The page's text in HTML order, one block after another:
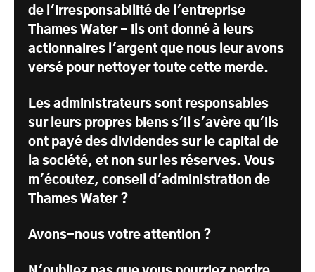
de l'irresponsabilité de l'entreprise
Thames Water - ils ont donné à leurs
actionnaires l'argent que nous leur avons
versé pour nettoyer toute cette merde.
Les administrateurs sont responsables
sur leurs propres biens s'il s'avère qu'ils
ont payé des dividendes sur le capital de
la société, et non sur les réserves. Vous
m'écoutez, conseil d'administration de
Thames Water ?
Avons-nous votre attention ?